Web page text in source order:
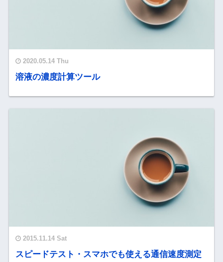
2020.05.14 Thu
溶液の濃度計算ツール
2015.11.14 Sat
スピードテスト・スマホでも使える通信速度測定